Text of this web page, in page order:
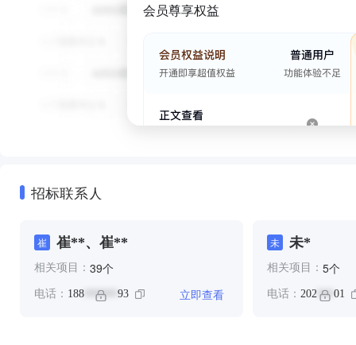
会员尊享权益
招标联系人
崔 崔**、崔**
相关项目： 39个
电话： 188 ****** 93 立即查看
未 未*
相关项目： 5个
电话： 202*** 01